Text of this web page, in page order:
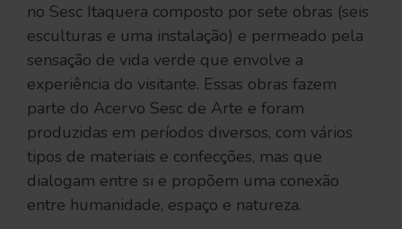
no Sesc Itaquera composto por sete obras (seis
esculturas e uma instalação) e permeado pela
sensação de vida verde que envolve a
experiência do visitante. Essas obras fazem
parte do Acervo Sesc de Arte e foram
produzidas em períodos diversos, com vários
tipos de materiais e confecções, mas que
dialogam entre si e propõem uma conexão
entre humanidade, espaço e natureza.